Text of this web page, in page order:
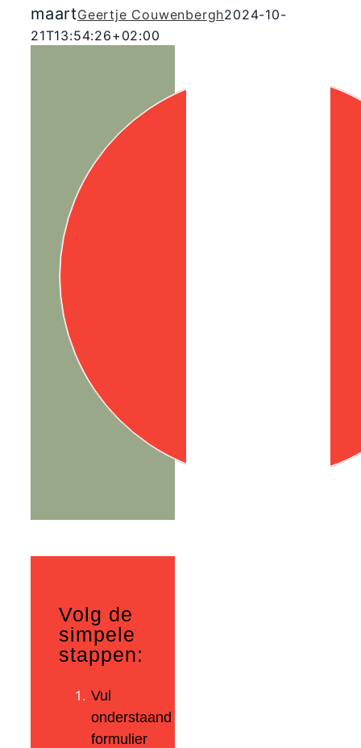
maartGeertje Couwenbergh2024-10-
21T13:54:26+02:00
Volg de
simpele
stappen:
Vul
onderstaand
formulier